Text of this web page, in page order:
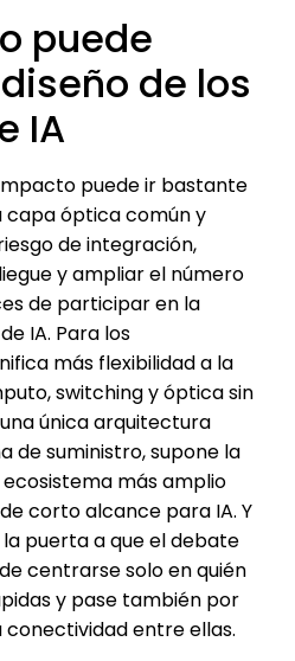
puede
de los
IA
puede ir bastante
capa óptica común y
de integración,
y ampliar el número
de participar en la
IA. Para los
más flexibilidad a la
switching y óptica sin
única arquitectura
de suministro, supone la
más amplio
corto alcance para IA. Y
puerta a que el debate
centrarse solo en quién
y pase también por
conectividad entre ellas.